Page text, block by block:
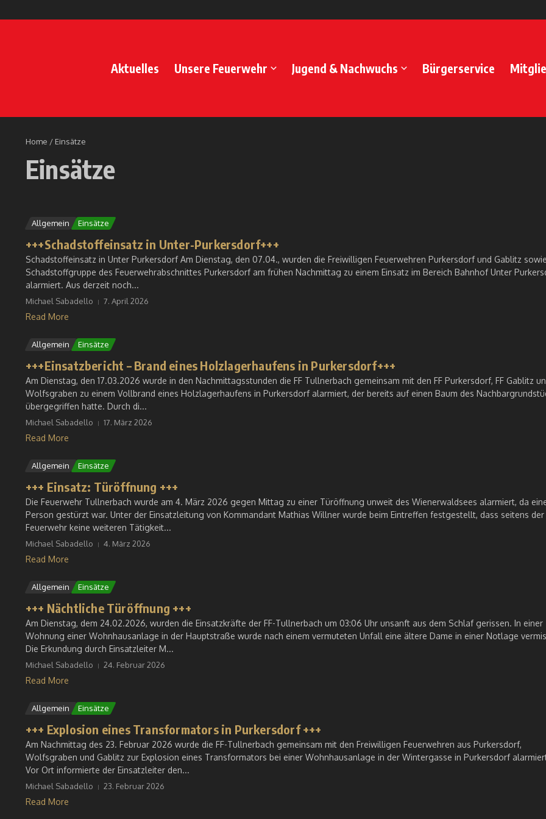
Aktuelles Unsere Feuerwehr Jugend & Nachwuchs Bürgerservice
Home / Einsätze
Einsätze
Allgemein Einsätze
+++Schadstoffeinsatz in Unter-Purkersdorf+++
Schadstoffeinsatz in Unter Purkersdorf Am Dienstag, den 07.04., wurden die Freiwilligen Feuerwehren Purkersdorf und Gablitz
Schadstoffgruppe des Feuerwehrabschnittes Purkersdorf am frühen Nachmittag zu einem Einsatz im Bereich Bahnhof Unter
alarmiert. Aus derzeit noch...
Michael Sabadello 7. April 2026
Read More
Allgemein Einsätze
+++Einsatzbericht – Brand eines Holzlagerhaufens in Purkersdorf+++
Am Dienstag, den 17.03.2026 wurde in den Nachmittagsstunden die FF Tullnerbach gemeinsam mit den FF Purkersdorf, FF Gablitz
Wolfsgraben zu einem Vollbrand eines Holzlagerhaufens in Purkersdorf alarmiert, der bereits auf einen Baum des
übergegriffen hatte. Durch di...
Michael Sabadello 17. März 2026
Read More
Allgemein Einsätze
+++ Einsatz: Türöffnung +++
Die Feuerwehr Tullnerbach wurde am 4. März 2026 gegen Mittag zu einer Türöffnung unweit des Wienerwaldsees alarmiert, da
Person gestürzt war. Unter der Einsatzleitung von Kommandant Mathias Willner wurde beim Eintreffen festgestellt, dass seitens der
Feuerwehr keine weiteren Tätigkeit...
Michael Sabadello 4. März 2026
Read More
Allgemein Einsätze
+++ Nächtliche Türöffnung +++
Am Dienstag, dem 24.02.2026, wurden die Einsatzkräfte der FF-Tullnerbach um 03:06 Uhr unsanft aus dem Schlaf gerissen. In einer
Wohnung einer Wohnhausanlage in der Hauptstraße wurde nach einem vermuteten Unfall eine ältere Dame in einer Notlage
Die Erkundung durch Einsatzleiter M...
Michael Sabadello 24. Februar 2026
Read More
Allgemein Einsätze
+++ Explosion eines Transformators in Purkersdorf +++
Am Nachmittag des 23. Februar 2026 wurde die FF-Tullnerbach gemeinsam mit den Freiwilligen Feuerwehren aus Purkersdorf,
Wolfsgraben und Gablitz zur Explosion eines Transformators bei einer Wohnhausanlage in der Wintergasse in Purkersdorf
Vor Ort informierte der Einsatzleiter den...
Michael Sabadello 23. Februar 2026
Read More